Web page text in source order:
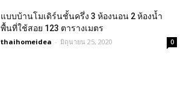
แบบบ้านโมเดิร์นชั้นครึ่ง 3 ห้องนอน 2 ห้องน้ำ
พื้นที่ใช้สอย 123 ตารางเมตร
thaihomeidea - มิถุนายน 25, 2020 0